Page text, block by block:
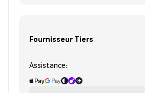
Fournisseur Tiers
Assistance: